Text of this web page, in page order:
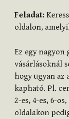
Feladat:
oldalon,
Ez egy nagyon
vásárlásoknál
hogy ugyan az
kapható. Pl.
2-es, 4-es, 6-
oldalakon